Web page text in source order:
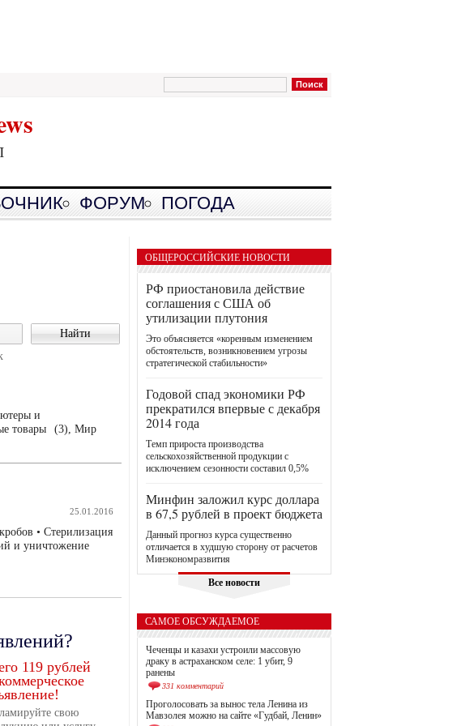
ФОРУМ ПОГОДА
ОБЩЕРОССИЙСКИЕ НОВОСТИ
РФ приостановила действие
соглашения с США об
утилизации плутония
Это объясняется «коренным изменением
обстоятельств, возникновением угрозы
стратегической стабильности»
Годовой спад экономики РФ
прекратился впервые с декабря
2014 года
Темп прироста производства
сельскохозяйственной продукции с
исключением сезонности составил 0,5%
Минфин заложил курс доллара
в 67,5 рублей в проект бюджета
Данный прогноз курса существенно
отличается в худшую сторону от расчетов
Минэкономразвития
Все новости
САМОЕ ОБСУЖДАЕМОЕ
Чеченцы и казахи устроили массовую
драку в астраханском селе: 1 убит, 9
ранены
331 комментарий
Проголосовать за вынос тела Ленина из
Мавзолея можно на сайте «Гудбай, Ленин»
и
товары (3), Мир
25.01.2016
• Стерилизация
и уничтожение
119 рублей
свою